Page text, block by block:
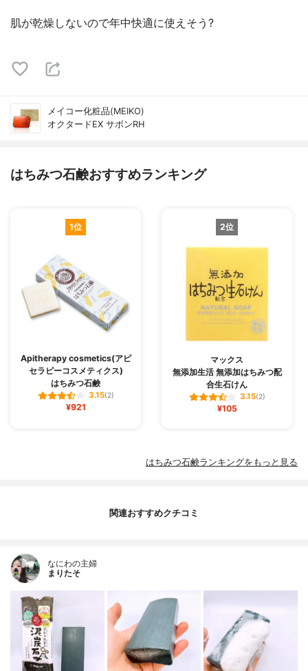
肌が乾燥しないので年中快適に使えそう?
メイコー化粧品(MEIKO)
オクタードEX サボンRH
はちみつ石鹸おすすめランキング
1位
Apitherapy cosmetics(アピ
セラピーコスメティクス)
はちみつ石鹸
3.15(2)
¥921
2位
マックス
無添加生活 無添加はちみつ配
合生石けん
3.15(2)
¥105
はちみつ石鹸ランキングをもっと見る
関連おすすめクチコミ
なにわの主婦
まりたそ